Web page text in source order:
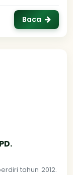
Baca
tahun 2012.